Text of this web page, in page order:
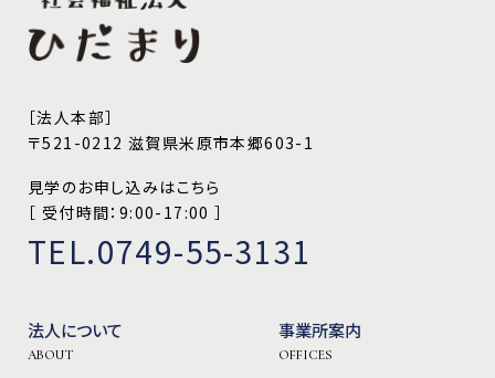
［法人本部］
〒521-0212 滋賀県米原市本郷603-1
見学のお申し込みはこちら
［ 受付時間：9:00-17:00 ］
TEL.0749-55-3131
法人について
ABOUT
事業所案内
OFFICES